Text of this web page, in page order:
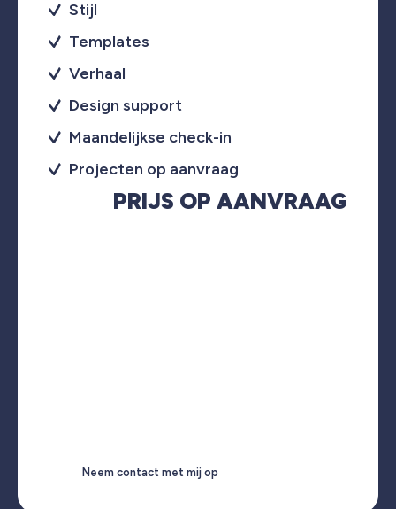
Stijl
Templates
Verhaal
Design support
Maandelijkse check-in
Projecten op aanvraag
PRIJS OP AANVRAAG
Neem contact met mij op